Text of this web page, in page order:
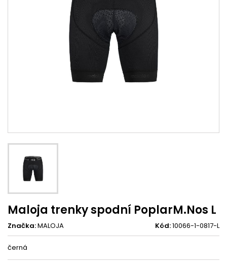
Maloja trenky spodní PoplarM.Nos L
Značka:MALOJA Kód:10066-1-0817-L
černá